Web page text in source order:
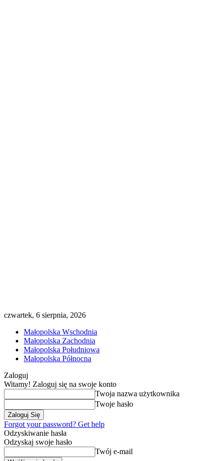
czwartek, 6 sierpnia, 2026
Małopolska Wschodnia
Małopolska Zachodnia
Małopolska Południowa
Małopolska Północna
Zaloguj
Witamy! Zaloguj się na swoje konto
Twoja nazwa użytkownika
Twoje hasło
Forgot your password? Get help
Odzyskiwanie hasła
Odzyskaj swoje hasło
Twój e-mail